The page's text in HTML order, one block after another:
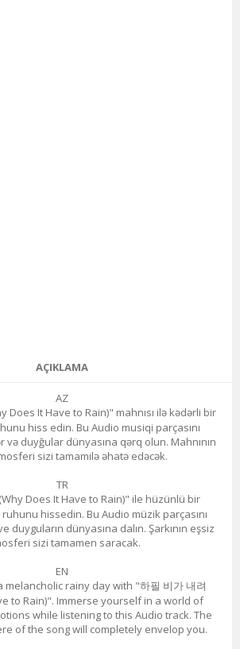
AÇIKLAMA
AZ
Does It Have to Rain)" mahnısı ilə kədərli bir
hiss edin. Bu Audio musiqi parçasını
və duyğular dünyasına qərq olun. Mahnının
sizi tamamilə əhatə edəcək.
TR
Does It Have to Rain)" ile hüzünlü bir
hissedin. Bu Audio müzik parçasını
duyguların dünyasına dalın. Şarkının eşsiz
sizi tamamen saracak.
EN
melancholic rainy day with "하필 비가 내려
to Rain)". Immerse yourself in a world of
while listening to this Audio track. The
of the song will completely envelop you.